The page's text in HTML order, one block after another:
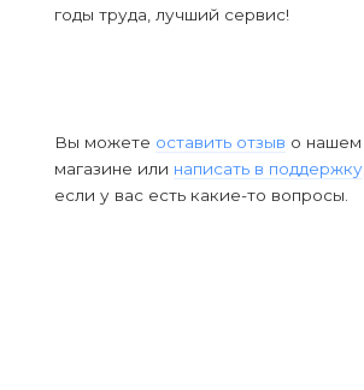
годы труда, лучший сервис!
Вы можете оставить отзыв о нашем
магазине или написать в поддержку
если у вас есть какие-то вопросы.